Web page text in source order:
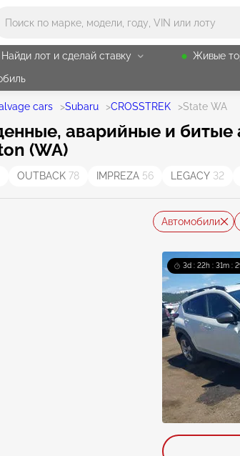
Найди лот и сделай ставку Живые
cars >Subaru >CROSSTREK >State WA
аварийные и битые
(WA)
OUTBACK 78 IMPREZA 56 LEGACY 32
Автомобили
3d : 22h : 31m :